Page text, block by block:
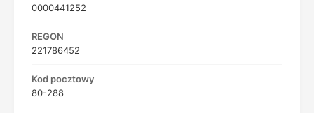
0000441252
REGON
221786452
Kod pocztowy
80-288